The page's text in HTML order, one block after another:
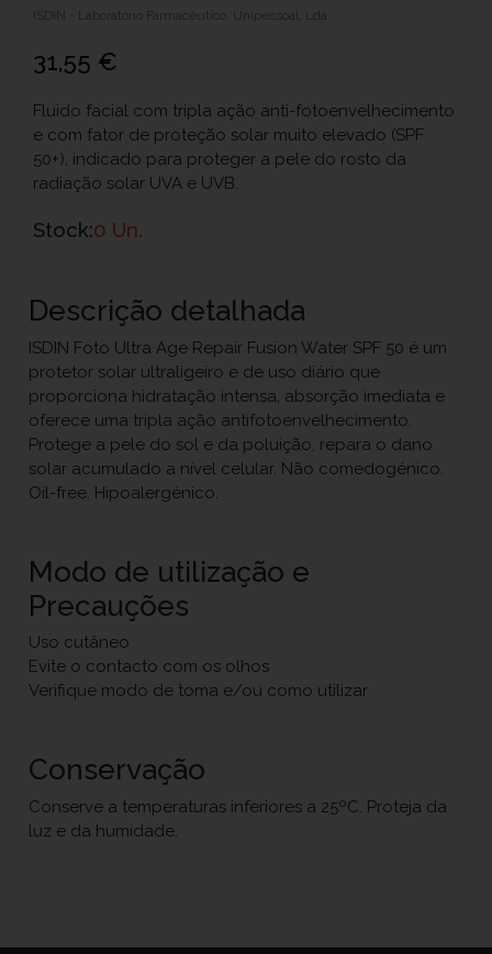
ISDIN - Laboratório Farmacêutico, Unipessoal, Lda.
31,55 €
Fluido facial com tripla ação anti-fotoenvelhecimento
e com fator de proteção solar muito elevado (SPF
50+), indicado para proteger a pele do rosto da
radiação solar UVA e UVB.
Stock:0 Un.
Descrição detalhada
ISDIN Foto Ultra Age Repair Fusion Water SPF 50 é um
protetor solar ultraligeiro e de uso diário que
proporciona hidratação intensa, absorção imediata e
oferece uma tripla ação antifotoenvelhecimento.
Protege a pele do sol e da poluição, repara o dano
solar acumulado a nível celular. Não comedogénico.
Oil-free. Hipoalergénico.
Modo de utilização e
Precauções
Uso cutâneo
Evite o contacto com os olhos
Verifique modo de toma e/ou como utilizar
Conservação
Conserve a temperaturas inferiores a 25ºC. Proteja da
luz e da humidade.